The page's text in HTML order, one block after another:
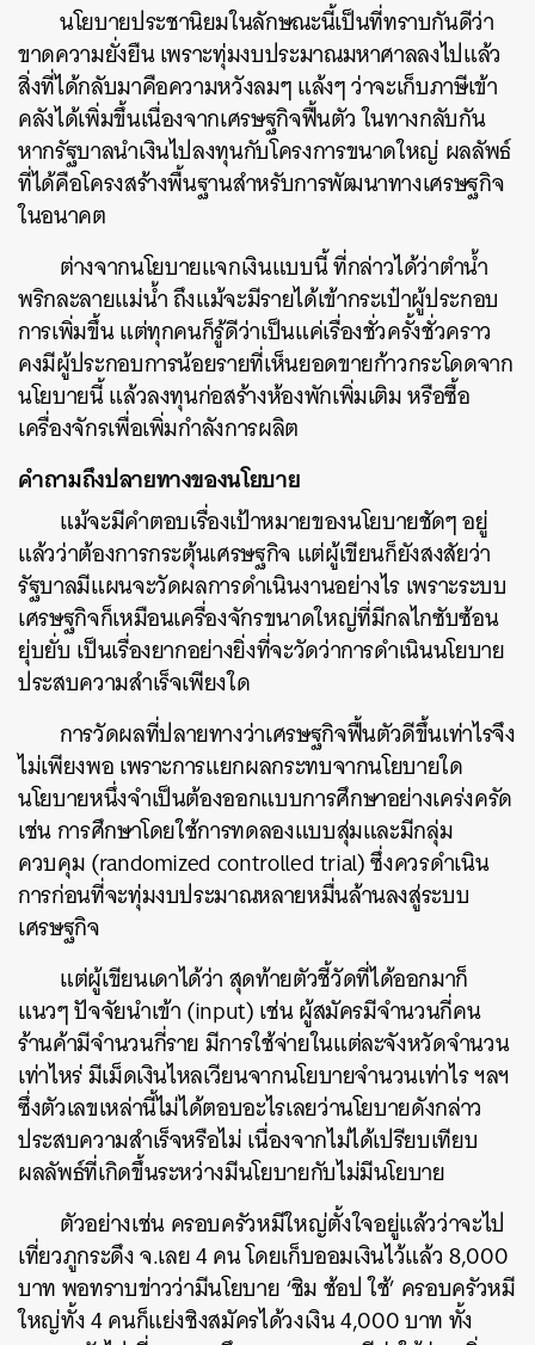
นโยบายประชานิยมในลักษณะนี้เป็นที่ทราบกันดีว่า
ขาดความยั่งยืน เพราะทุ่มงบประมาณมหาศาลลงไปแล้ว
สิ่งที่ได้กลับมาคือความหวังลมๆ แล้งๆ ว่าจะเก็บภาษีเข้า
คลังได้เพิ่มขึ้นเนื่องจากเศรษฐกิจฟื้นตัว ในทางกลับกัน
หากรัฐบาลนำเงินไปลงทุนกับโครงการขนาดใหญ่ ผลลัพธ์
ที่ได้คือโครงสร้างพื้นฐานสำหรับการพัฒนาทางเศรษฐกิจ
ในอนาคต
ต่างจากนโยบายแจกเงินแบบนี้ ที่กล่าวได้ว่าตำน้ำ
พริกละลายแม่น้ำ ถึงแม้จะมีรายได้เข้ากระเป๋าผู้ประกอบ
การเพิ่มขึ้น แต่ทุกคนก็รู้ดีว่าเป็นแค่เรื่องชั่วครั้งชั่วคราว
คงมีผู้ประกอบการน้อยรายที่เห็นยอดขายก้าวกระโดดจาก
นโยบายนี้ แล้วลงทุนก่อสร้างห้องพักเพิ่มเติม หรือซื้อ
เครื่องจักรเพื่อเพิ่มกำลังการผลิต
คำถามถึงปลายทางของนโยบาย
แม้จะมีคำตอบเรื่องเป้าหมายของนโยบายชัดๆ อยู่
แล้วว่าต้องการกระตุ้นเศรษฐกิจ แต่ผู้เขียนก็ยังสงสัยว่า
รัฐบาลมีแผนจะวัดผลการดำเนินงานอย่างไรเพราะระบบ
เศรษฐกิจก็เหมือนเครื่องจักรขนาดใหญ่ที่มีกลไกซับซ้อน
ยุ่บยั่บ เป็นเรื่องยากอย่างยิ่งที่จะวัดว่าการดำเนินนโยบาย
ประสบความสำเร็จเพียงใด
การวัดผลที่ปลายทางว่าเศรษฐกิจฟื้นตัวดีขึ้นเท่าไรจึง
ไม่เพียงพอ เพราะการแยกผลกระทบจากนโยบายใด
นโยบายหนึ่งจำเป็นต้องออกแบบการศึกษาอย่างเคร่งครัด
เช่น การศึกษาโดยใช้การทดลองแบบสุ่มและมีกลุ่ม
ควบคุม (randomized controlled trial) ซึ่งควรดำเนิน
การก่อนที่จะทุ่มงบประมาณหลายหมื่นล้านลงสู่ระบบ
เศรษฐกิจ
แต่ผู้เขียนเดาได้ว่า สุดท้ายตัวชี้วัดที่ได้ออกมาก็
แนวๆ ปัจจัยนำเข้า (input) เช่น ผู้สมัครมีจำนวนกี่คน
ร้านค้ามีจำนวนกี่ราย มีการใช้จ่ายในแต่ละจังหวัดจำนวน
เท่าไหร่ มีเม็ดเงินไหลเวียนจากนโยบายจำนวนเท่าไร ฯลฯ
ซึ่งตัวเลขเหล่านี้ไม่ได้ตอบอะไรเลยว่านโยบายดังกล่าว
ประสบความสำเร็จหรือไม่ เนื่องจากไม่ได้เปรียบเทียบ
ผลลัพธ์ที่เกิดขึ้นระหว่างมีนโยบายกับไม่มีนโยบาย
ตัวอย่างเช่น ครอบครัวหมีใหญ่ตั้งใจอยู่แล้วว่าจะไป
เที่ยวภูกระดึง จ.เลย 4 คน โดยเก็บออมเงินไว้แล้ว 8,000
บาท พอทราบข่าวว่ามีนโยบาย ‘ชิม ช้อป ใช้’ ครอบครัวหมี
ใหญ่ทั้ง 4 คนก็แย่งชิงสมัครได้วงเงิน 4,000 บาท ทั้ง